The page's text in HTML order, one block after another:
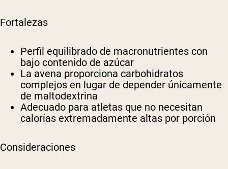
Fortalezas
Perfil equilibrado de macronutrientes con
bajo contenido de azúcar
La avena proporciona carbohidratos
complejos en lugar de depender únicamente
de maltodextrina
Adecuado para atletas que no necesitan
calorías extremadamente altas por porción
Consideraciones